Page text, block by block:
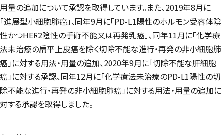
用量の追加について承認を取得しています。また、2019年8月に
「進展型小細胞肺癌」、同年9月に「PD-L1陽性のホルモン受容体陰
性かつHER2陰性の手術不能又は再発乳癌」、同年11月に「化学療
法未治療の扁平上皮癌を除く切除不能な進行・再発の非小細胞肺
癌」に対する用法・用量の追加、2020年9月に「切除不能な肝細胞
癌」に対する承認、同年12月に「化学療法未治療のPD-L1陽性の切
除不能な進行・再発の非小細胞肺癌」に対する用法・用量の追加に
対する承認を取得しました。